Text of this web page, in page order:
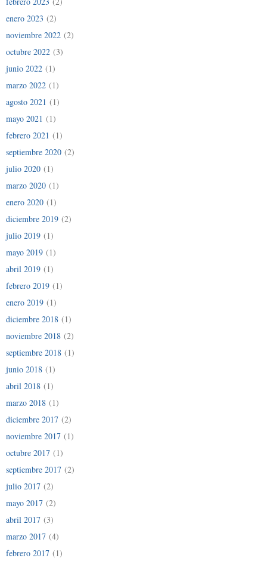
enero 2023 (2)
noviembre 2022 (2)
octubre 2022 (3)
junio 2022 (1)
marzo 2022 (1)
agosto 2021 (1)
mayo 2021 (1)
febrero 2021 (1)
septiembre 2020 (2)
julio 2020 (1)
marzo 2020 (1)
enero 2020 (1)
diciembre 2019 (2)
julio 2019 (1)
mayo 2019 (1)
abril 2019 (1)
febrero 2019 (1)
enero 2019 (1)
diciembre 2018 (1)
noviembre 2018 (2)
septiembre 2018 (1)
junio 2018 (1)
abril 2018 (1)
marzo 2018 (1)
diciembre 2017 (2)
noviembre 2017 (1)
octubre 2017 (1)
septiembre 2017 (2)
julio 2017 (2)
mayo 2017 (2)
abril 2017 (3)
marzo 2017 (4)
febrero 2017 (1)